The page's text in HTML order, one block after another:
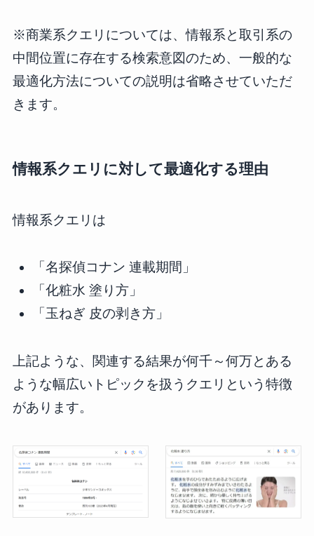
※商業系クエリについては、情報系と取引系の
中間位置に存在する検索意図のため、一般的な
最適化方法についての説明は省略させていただ
きます。
情報系クエリに対して最適化する理由
情報系クエリは
「名探偵コナン 連載期間」
「化粧水 塗り方」
「玉ねぎ 皮の剥き方」
上記ような、関連する結果が何千～何万とある
ような幅広いトピックを扱うクエリという特徴
があります。